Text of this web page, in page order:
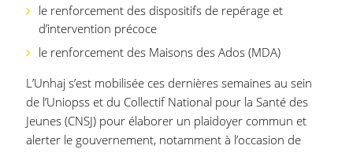
le renforcement des dispositifs de repérage et
d’intervention précoce
le renforcement des Maisons des Ados (MDA)
L’Unhaj s’est mobilisée ces dernières semaines au sein
de l’Uniopss et du Collectif National pour la Santé des
Jeunes (CNSJ) pour élaborer un plaidoyer commun et
alerter le gouvernement, notamment à l’occasion de